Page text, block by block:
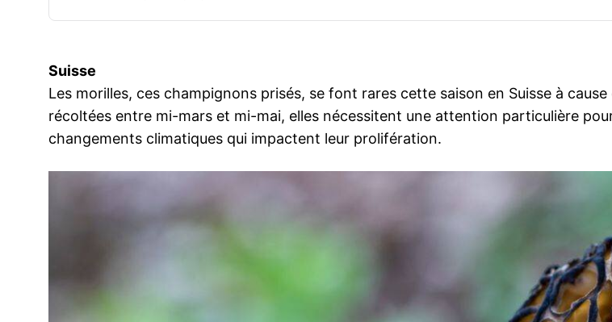
Suisse
Les morilles, ces champignons prisés, se font rares cette saison en Suisse à
récoltées entre mi-mars et mi-mai, elles nécessitent une attention particulière
changements climatiques qui impactent leur prolifération.